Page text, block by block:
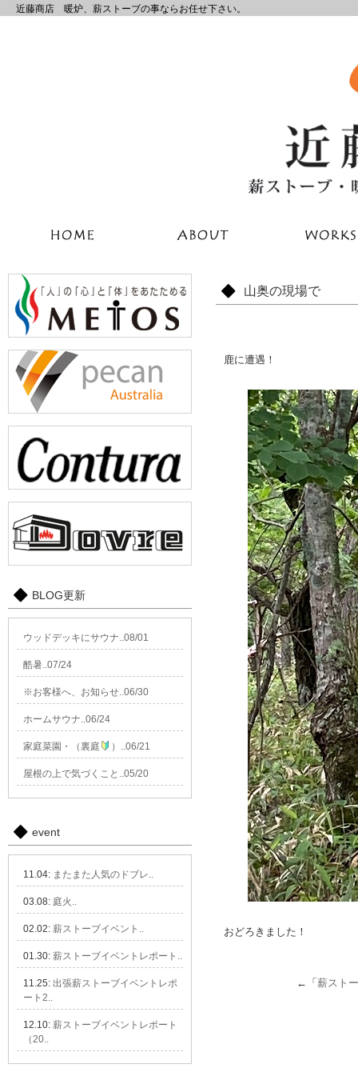
近藤商店 暖炉、薪ストーブの事ならお任せ下さい。
山奥の現場で
鹿に遭遇！
おどろきました！
←「 薪スト
BLOG更新
ウッドデッキにサウナ..08/01
酷暑..07/24
※お客様へ、お知らせ..06/30
ホームサウナ..06/24
家庭菜園・（裏庭 ）..06/21
屋根の上で気づくこと..05/20
event
11.04: またまた人気のドブレ..
03.08: 庭火..
02.02: 薪ストーブイベント..
01.30: 薪ストーブイベントレポート..
11.25: 出張薪ストーブイベントレポ
ート2..
12.10: 薪ストーブイベントレポート
（20..